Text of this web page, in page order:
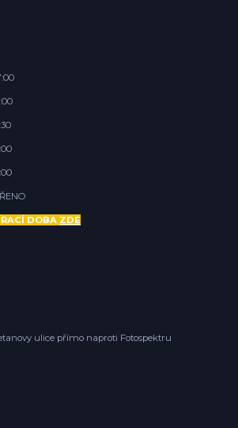
DOBA ZDE
ulice přímo naproti Fotospektru